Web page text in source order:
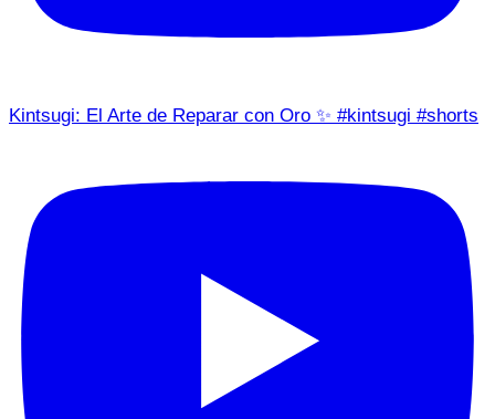
Kintsugi: El Arte de Reparar con Oro ✨ #kintsugi #shorts